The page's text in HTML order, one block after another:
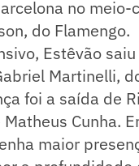
no meio-
do Flamengo.
Estêvão
Martinelli,
foi a saída de
Cunha.
maior